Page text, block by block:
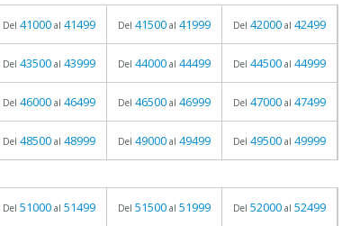
Del 41000 al 41499 Del 41500 al 41999 Del 42000 al 42499
Del 43500 al 43999 Del 44000 al 44499 Del 44500 al 44999
Del 46000 al 46499 Del 46500 al 46999 Del 47000 al 47499
Del 48500 al 48999 Del 49000 al 49499 Del 49500 al 49999
Del 51000 al 51499 Del 51500 al 51999 Del 52000 al 52499